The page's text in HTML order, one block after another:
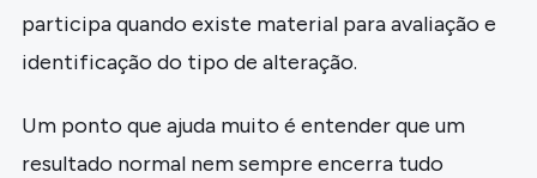
participa quando existe material para avaliação e
identificação do tipo de alteração.
Um ponto que ajuda muito é entender que um
resultado normal nem sempre encerra tudo